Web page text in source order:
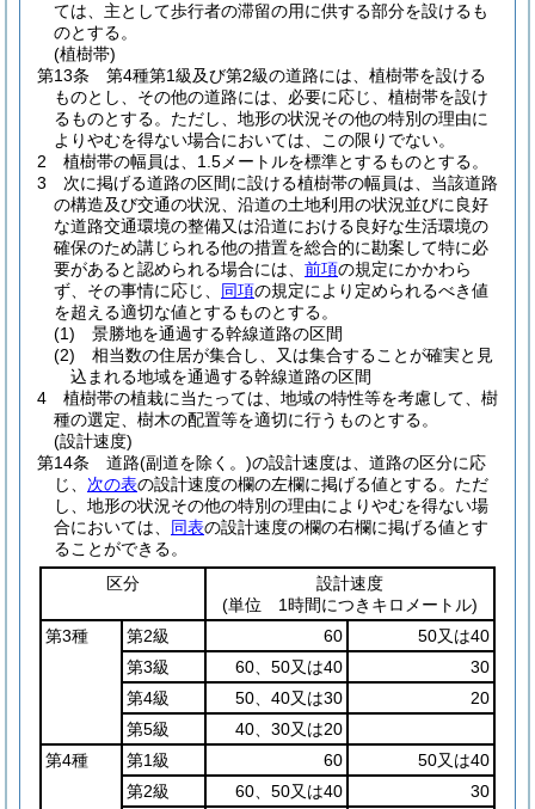
ては、主として歩行者の滞留の用に供する部分を設けるも
のとする。
(植樹帯)
第13条
第4種第1級及び第2級の道路には、植樹帯を設ける
ものとし、その他の道路には、必要に応じ、植樹帯を設け
るものとする。 ただし、地形の状況その他の特別の理由に
よりやむを得ない場合においては、この限りでない。
2
植樹帯の幅員は、1.5メートルを標準とするものとする。
3
次に掲げる道路の区間に設ける植樹帯の幅員は、当該道路
の構造及び交通の状況、沿道の土地利用の状況並びに良好
な道路交通環境の整備又は沿道における良好な生活環境の
確保のため講じられる他の措置を総合的に勘案して特に必
要があると認められる場合には、 前項の規定にかかわら
ず、その事情に応じ、 同項の規定により定められるべき値
を超える適切な値とするものとする。
(1)
景勝地を通過する幹線道路の区間
(2)
相当数の住居が集合し、又は集合することが確実と見
込まれる地域を通過する幹線道路の区間
4
植樹帯の植栽に当たっては、地域の特性等を考慮して、樹
種の選定、樹木の配置等を適切に行うものとする。
(設計速度)
第14条
道路(副道を除く。)の設計速度は、道路の区分に応
じ、 次の表の設計速度の欄の左欄に掲げる値とする。 ただ
し、地形の状況その他の特別の理由によりやむを得ない場
合においては、 同表の設計速度の欄の右欄に掲げる値とす
ることができる。
区分
設計速度
(単位 1時間につきキロメートル)
第3種
第2級 60
50又は40
第3級
60、50又は40
30
第4級
50、40又は30
20
第5級
40、30又は20
第4種
第1級 60
50又は40
第2級
60、50又は40 30